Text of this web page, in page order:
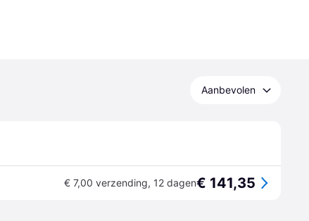
Aanbevolen
€ 7,00 verzending, 12 dagen€ 141,35